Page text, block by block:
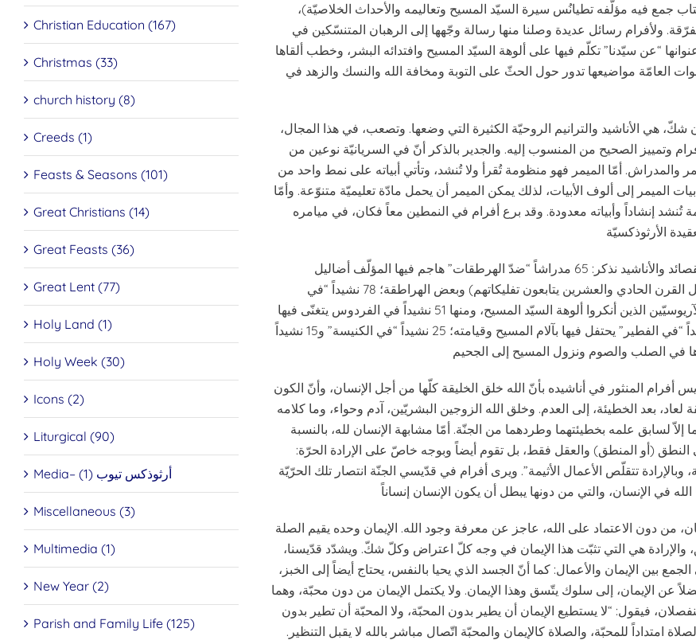
جمع فيه مؤلّفه تطيانُس سيرة السيّد المسيح وتعاليمه والأحداث الخلاصيّة)،
ولأفرام رسائل عديدة وصلنا منها رسالة وجّهها إلى الرهبان المتنسّكين في
“عن سيّدنا” تكلّم فيها على ألوهة السيّد المسيح وافتدائه البشر، وخطب ألقاها
العامّة مواضيعها تدور حول الحثّ على التوبة ومخافة الله والنسك والزهد في
شكّ، هي الأناشيد والترانيم الروحيّة الكثيرة التي وضعها. وتصعب، في هذا المجال،
وتمييز الصحيح من المنسوب إليه. والجدير بالذكر أنّ في السريانيّة نوعين من
والمدراش. أمّا الميمر فهو منظومة تُقرأ ولا تُنشد، وتأتي أبياته على نمط واحد من
الميمر إلى ألوف الأبيات، لذلك يمكن الميمر أن يحمل مادّة تعليميّة متنوّعة. وأمّا
إنشاداً وأبياته معدودة. وقد برع أفرام في النمطين معاً فكان، في ميامره
ما ثبت لأفرام من القصائد والأناشيد نذكر: 65 مدراشاً “ضدّ الهرطقات” هاجم فيها المؤلّف أضاليل
المنجّمين (ما زال أهل القرن الحادي والعشرين يتابعون تفليكاتهم) وبعض الهراطقة؛ 78 نشيداً “في
الإيمان” هاجم فيها الآريوسيّين الذين أنكروا ألوهة السيّد المسيح، ومنها 51 نشيداً في الفردوس يتغنّى فيها
ببهاء السماء؛ 12 نشيداً “في الفطير” يحتفل فيها بآلام المسيح وقيامته؛ 25 نشيداً “في الكنيسة” و15 نشيداً
أفرام المنثور في أناشيده بأنّ الله خلق الخليقة كلّها من أجل الإنسان، وأنّ الكون
لعاد، بعد الخطيئة، إلى العدم. وخلق الله الزوجين البشريّين، آدم وحواء، وما كلامه
إلاّ لسابق علمه بخطيئتهما وطردهما من الجنّة. أمّا مشابهة الإنسان لله، بالنسبة
النطق (أو المنطق) والعقل فقط، بل تقوم أيضاً وبوجه خاصّ على الإرادة الحرّة:
وبالإرادة تتقلّص الأعمال الأثيمة”. ويرى أفرام في قدّيسي الجنّة انتصار تلك الحرّيّة
من دون الاعتماد على الله، عاجز عن معرفة وجود الله. الإيمان وحده يقيم الصلة
والإرادة هي التي تثبّت هذا الإيمان في وجه كلّ اعتراض وكلّ شكّ. ويشدّد قدّيسنا،
بين الإيمان والأعمال: كما أنّ الجسد الذي يحيا بالنفس، يحتاج أيضاً إلى الخبز،
عن الإيمان، إلى سلوك يتّسق وهذا الإيمان. ولا يكتمل الإيمان من دون محبّة، وهما
فيقول: “لا يستطيع الإيمان أن يطير بدون المحبّة، ولا المحبّة أن تطير بدون
امتداداً للمحبّة، والصلاة كالإيمان والمحبّة اتّصال مباشر بالله لا يقبل التنظير.
Christian Education (167)
Christmas (33)
church history (8)
Creeds (1)
Feasts & Seasons (101)
Great Christians (14)
Great Feasts (36)
Great Lent (77)
Holy Land (1)
Holy Week (30)
Icons (2)
Liturgical (90)
Media– أرثوذكس تيوب (1)
Miscellaneous (3)
Multimedia (1)
New Year (2)
Parish and Family Life (125)